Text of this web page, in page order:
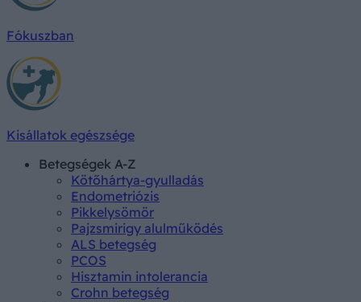
Fókuszban
Kisállatok egészsége
Betegségek A-Z
Kötőhártya-gyulladás
Endometriózis
Pikkelysömör
Pajzsmirigy alulműködés
ALS betegség
PCOS
Hisztamin intolerancia
Crohn betegség